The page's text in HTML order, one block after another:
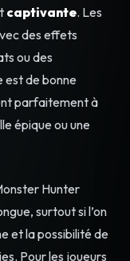
captivante. Les
des effets
ou des
est de bonne
parfaitement à
épique ou une
Hunter
surtout si l’on
et la possibilité de
Pour les joueurs